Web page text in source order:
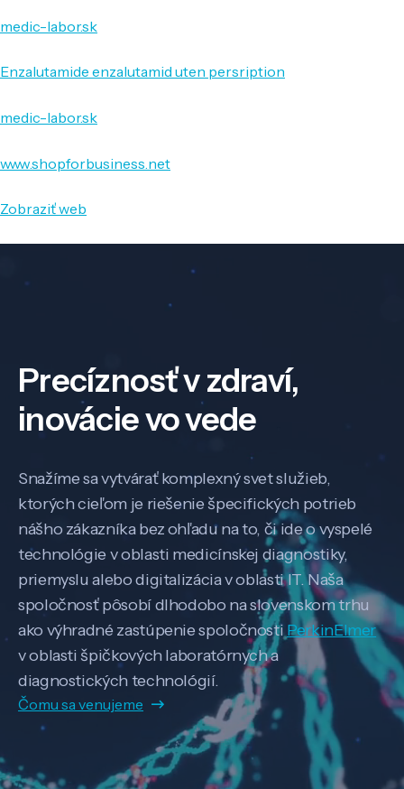
medic-labor.sk
Enzalutamide enzalutamid uten persription
medic-labor.sk
www.shopforbusiness.net
Zobraziť web
Precíznosť v zdraví,
inovácie vo vede
Snažíme sa vytvárať komplexný svet služieb,
ktorých cieľom je riešenie špecifických potrieb
nášho zákazníka bez ohľadu na to, či ide o vyspelé
technológie v oblasti medicínskej diagnostiky,
priemyslu alebo digitalizácia v oblasti IT. Naša
spoločnosť pôsobí dlhodobo na slovenskom trhu
ako výhradné zastúpenie spoločnosti PerkinElmer
v oblasti špičkových laboratórnych a
diagnostických technológií.
Čomu sa venujeme